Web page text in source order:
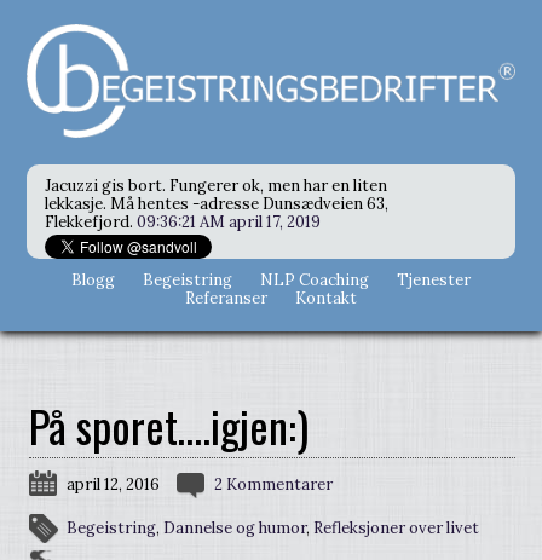
Jacuzzi gis bort. Fungerer ok, men har en liten
lekkasje. Må hentes -adresse Dunsædveien 63,
Flekkefjord. 09:36:21 AM april 17, 2019
Blogg Begeistring NLP Coaching
Tjenester
Referanser
Kontakt
På sporet….igjen:)
april 12, 2016 2 Kommentarer
Begeistring, Dannelse og humor, Refleksjoner over livet